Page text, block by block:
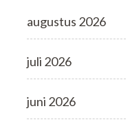
augustus 2026
juli 2026
juni 2026